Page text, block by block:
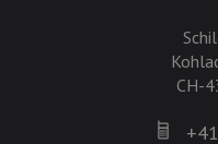
CH-